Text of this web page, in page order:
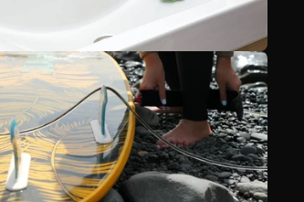
Mehr anzeigen